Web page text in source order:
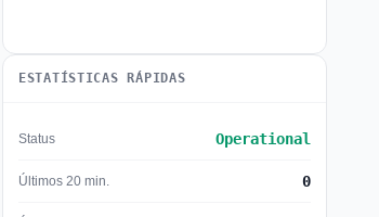
ESTATÍSTICAS RÁPIDAS
Status Operational
Últimos 20 min. 0